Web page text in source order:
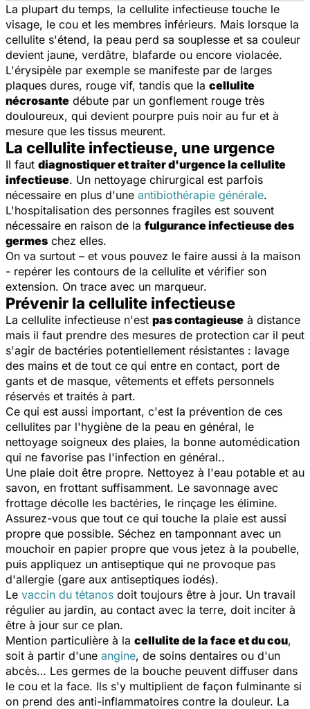
La plupart du temps, la cellulite infectieuse touche le
visage, le cou et les membres inférieurs. Mais lorsque la
cellulite s'étend, la peau perd sa souplesse et sa couleur
devient jaune, verdâtre, blafarde ou encore violacée.
L'érysipèle par exemple se manifeste par de larges
plaques dures, rouge vif, tandis que la cellulite
nécrosante débute par un gonflement rouge très
douloureux, qui devient pourpre puis noir au fur et à
mesure que les tissus meurent.
La cellulite infectieuse, une urgence
Il faut diagnostiquer et traiter d'urgence la cellulite
infectieuse. Un nettoyage chirurgical est parfois
nécessaire en plus d'une antibiothérapie générale.
L'hospitalisation des personnes fragiles est souvent
nécessaire en raison de la fulgurance infectieuse des
germes chez elles.
On va surtout – et vous pouvez le faire aussi à la maison
- repérer les contours de la cellulite et vérifier son
extension. On trace avec un marqueur.
Prévenir la cellulite infectieuse
La cellulite infectieuse n'est pas contagieuse à distance
mais il faut prendre des mesures de protection car il peut
s'agir de bactéries potentiellement résistantes : lavage
des mains et de tout ce qui entre en contact, port de
gants et de masque, vêtements et effets personnels
réservés et traités à part.
Ce qui est aussi important, c'est la prévention de ces
cellulites par l'hygiène de la peau en général, le
nettoyage soigneux des plaies, la bonne automédication
qui ne favorise pas l'infection en général..
Une plaie doit être propre. Nettoyez à l'eau potable et au
savon, en frottant suffisamment. Le savonnage avec
frottage décolle les bactéries, le rinçage les élimine.
Assurez-vous que tout ce qui touche la plaie est aussi
propre que possible. Séchez en tamponnant avec un
mouchoir en papier propre que vous jetez à la poubelle,
puis appliquez un antiseptique qui ne provoque pas
d'allergie (gare aux antiseptiques iodés).
Le vaccin du tétanos doit toujours être à jour. Un travail
régulier au jardin, au contact avec la terre, doit inciter à
être à jour sur ce plan.
Mention particulière à la cellulite de la face et du cou,
soit à partir d'une angine, de soins dentaires ou d'un
abcès… Les germes de la bouche peuvent diffuser dans
le cou et la face. Ils s'y multiplient de façon fulminante si
on prend des anti-inflammatoires contre la douleur. La